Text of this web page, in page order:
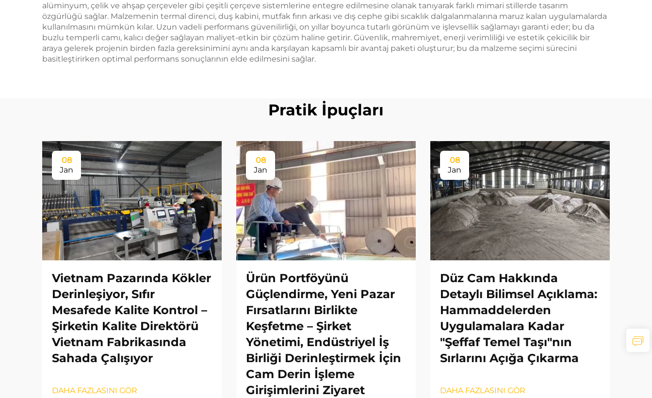
alüminyum, çelik ve ahşap çerçeveler gibi çeşitli çerçeve sistemlerine entegre edilmesine olanak tanıyarak farklı mimari stillerde tasarım
özgürlüğü sağlar. Malzemenin termal direnci, duş kabini, mutfak fırın arkası ve dış cephe gibi sıcaklık dalgalanmalarına maruz kalan uygulamalarda
kullanılmasını mümkün kılar. Uzun vadeli performans güvenilirliği, on yıllar boyunca tutarlı görünüm ve işlevsellik sağlamayı garanti eder; bu da
buzlu temperli camı, kalıcı değer sağlayan maliyet-etkin bir çözüm haline getirir. Güvenlik, mahremiyet, enerji verimliliği ve estetik çekicilik bir
araya gelerek projenin birden fazla gereksinimini aynı anda karşılayan kapsamlı bir avantaj paketi oluşturur; bu da malzeme seçimi sürecini
basitleştirirken optimal performans sonuçlarının elde edilmesini sağlar.
Pratik İpuçları
08
Jan
Vietnam Pazarında Kökler
Derinleşiyor, Sıfır
Mesafede Kalite Kontrol –
Şirketin Kalite Direktörü
Vietnam Fabrikasında
Sahada Çalışıyor
DAHA FAZLASINI GÖR
08
Jan
Ürün Portföyünü
Güçlendirme, Yeni Pazar
Fırsatlarını Birlikte
Keşfetme – Şirket
Yönetimi, Endüstriyel İş
Birliği Derinleştirmek İçin
Cam Derin İşleme
Girişimlerini Ziyaret
08
Jan
Düz Cam Hakkında
Detaylı Bilimsel Açıklama:
Hammaddelerden
Uygulamalara Kadar
"Şeffaf Temel Taşı"nın
Sırlarını Açığa Çıkarma
DAHA FAZLASINI GÖR